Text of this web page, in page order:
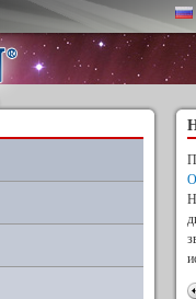
of Adobe Flash Player.